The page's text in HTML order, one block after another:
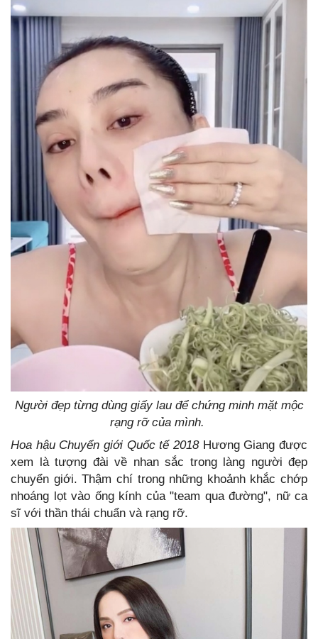
Người đẹp từng dùng giấy lau để chứng minh mặt mộc
rạng rỡ của mình.
Hoa hậu Chuyển giới Quốc tế 2018 Hương Giang được
xem là tượng đài về nhan sắc trong làng người đẹp
chuyển giới. Thậm chí trong những khoảnh khắc chớp
nhoáng lọt vào ống kính của "team qua đường", nữ ca
sĩ với thần thái chuẩn và rạng rỡ.